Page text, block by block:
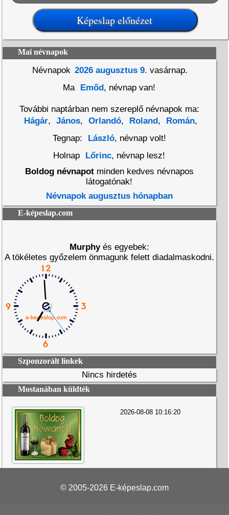
Mai névnapok
Névnapok 2026 augusztus 9. vasárnap.
Ma
Emőd , névnap van!
További naptárban nem szereplő névnapok ma:
Hágár, János, Orlandó, Roland , Román,
Tegnap:
László, névnap volt!
Holnap
Lőrinc, névnap lesz!
Boldog névnapotminden kedves névnapos
látogatónak!
Névnapok augusztus hónapban
E-képeslap.com
Murphyés egyebek:
A tökéletes győzelem önmagunk felett diadalmaskodni.
Szponzorált linkek
Nincs hirdetés
Mostanában küldték
2026-08-08 10:16:20
© 2005-2026 E-képeslap.com